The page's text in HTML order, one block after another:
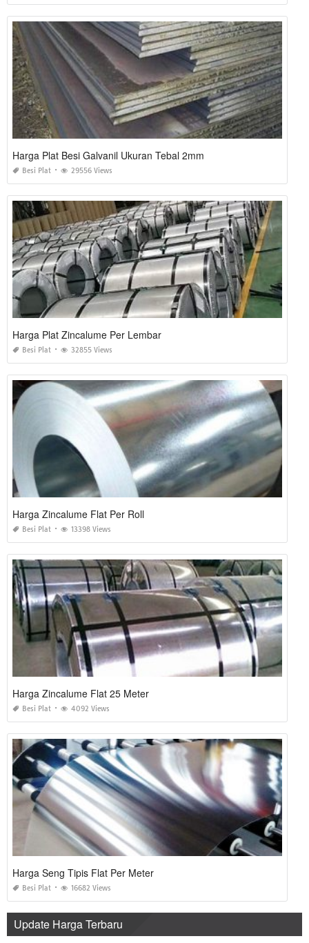
Harga Plat Besi Galvanil Ukuran Tebal 2mm
Besi Plat 29556 Views
Harga Plat Zincalume Per Lembar
Besi Plat 32855 Views
Harga Zincalume Flat Per Roll
Besi Plat 13398 Views
Harga Zincalume Flat 25 Meter
Besi Plat 4092 Views
Harga Seng Tipis Flat Per Meter
Besi Plat 16682 Views
Update Harga Terbaru